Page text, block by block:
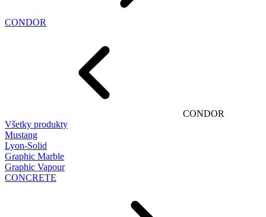
CONDOR
CONDOR
Všetky produkty
Mustang
Lyon-Solid
Graphic Marble
Graphic Vapour
CONCRETE